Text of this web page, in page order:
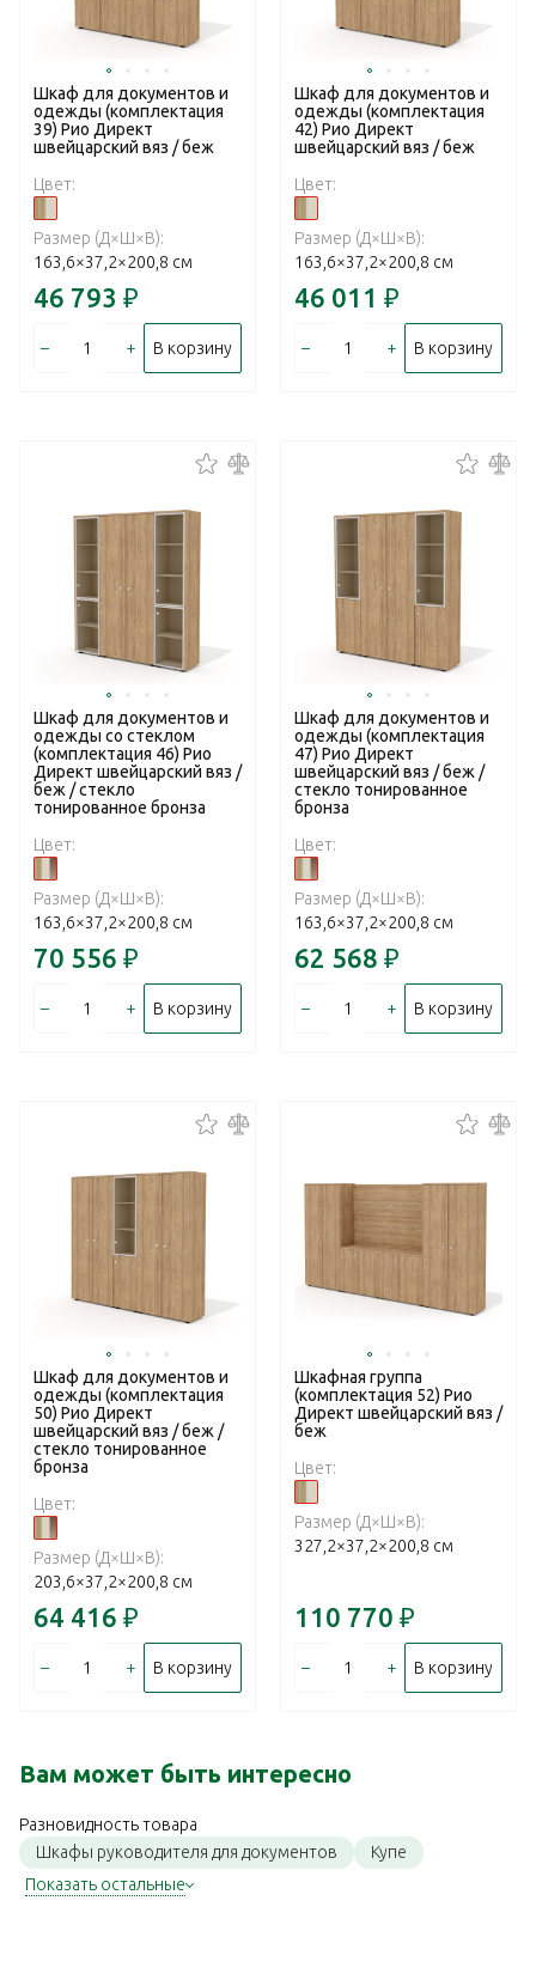
Шкаф для документов и
одежды (комплектация
39) Рио Директ
швейцарский вяз / беж
Цвет:
Размер (Д×Ш×В):
163,6×37,2×200,8 см
46 793 ₽
– + В корзину
Шкаф для документов и
одежды (комплектация
42) Рио Директ
швейцарский вяз / беж
Цвет:
Размер (Д×Ш×В):
163,6×37,2×200,8 см
46 011 ₽
– + В корзину
Шкаф для документов и
одежды со стеклом
(комплектация 46) Рио
Директ швейцарский вяз /
беж / стекло
тонированное бронза
Цвет:
Размер (Д×Ш×В):
163,6×37,2×200,8 см
70 556 ₽
– + В корзину
Шкаф для документов и
одежды (комплектация
47) Рио Директ
швейцарский вяз / беж /
стекло тонированное
бронза
Цвет:
Размер (Д×Ш×В):
163,6×37,2×200,8 см
62 568 ₽
– + В корзину
Шкаф для документов и
одежды (комплектация
50) Рио Директ
швейцарский вяз / беж /
стекло тонированное
бронза
Цвет:
Размер (Д×Ш×В):
203,6×37,2×200,8 см
64 416 ₽
– + В корзину
Шкафная группа
(комплектация 52) Рио
Директ швейцарский вяз /
беж
Цвет:
Размер (Д×Ш×В):
327,2×37,2×200,8 см
110 770 ₽
– + В корзину
Вам может быть интересно
Разновидность товара
Шкафы руководителя для документов
Купе
Показать остальные